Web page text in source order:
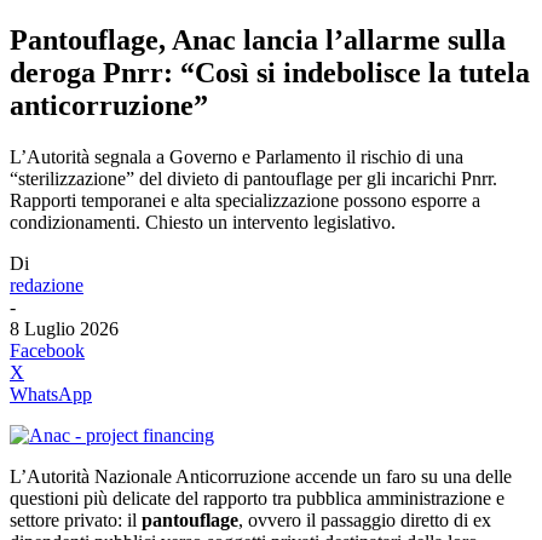
Pantouflage, Anac lancia l’allarme sulla
deroga Pnrr: “Così si indebolisce la tutela
anticorruzione”
L’Autorità segnala a Governo e Parlamento il rischio di una
“sterilizzazione” del divieto di pantouflage per gli incarichi Pnrr.
Rapporti temporanei e alta specializzazione possono esporre a
condizionamenti. Chiesto un intervento legislativo.
Di
redazione
-
8 Luglio 2026
Facebook
X
WhatsApp
L’Autorità Nazionale Anticorruzione accende un faro su una delle
questioni più delicate del rapporto tra pubblica amministrazione e
settore privato: il pantouflage, ovvero il passaggio diretto di ex